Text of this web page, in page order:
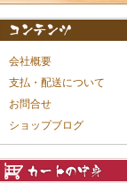
会社概要
支払・配送について
お問合せ
ショップブログ